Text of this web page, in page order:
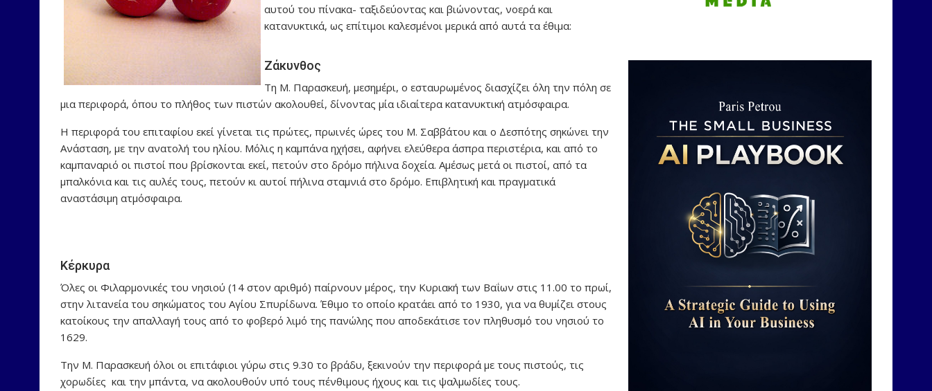
αυτού του πίνακα- ταξιδεύοντας και βιώνοντας, νοερά και
κατανυκτικά, ως επίτιμοι καλεσμένοι μερικά από αυτά τα έθιμα:
Ζάκυνθος
Τη Μ. Παρασκευή, μεσημέρι, ο εσταυρωμένος διασχίζει όλη την πόλη σε
μια περιφορά, όπου το πλήθος των πιστών ακολουθεί, δίνοντας μία ιδιαίτερα κατανυκτική ατμόσφαιρα.
Η περιφορά του επιταφίου εκεί γίνεται τις πρώτες, πρωινές ώρες του Μ. Σαββάτου και ο Δεσπότης σηκώνει την
Ανάσταση, με την ανατολή του ηλίου. Μόλις η καμπάνα ηχήσει, αφήνει ελεύθερα άσπρα περιστέρια, και από το
καμπαναριό οι πιστοί που βρίσκονται εκεί, πετούν στο δρόμο πήλινα δοχεία. Αμέσως μετά οι πιστοί, από τα
μπαλκόνια και τις αυλές τους, πετούν κι αυτοί πήλινα σταμνιά στο δρόμο. Επιβλητική και πραγματικά
αναστάσιμη ατμόσφαιρα.
Κέρκυρα
Όλες οι Φιλαρμονικές του νησιού (14 στον αριθμό) παίρνουν μέρος, την Κυριακή των Βαΐων στις 11.00 το πρωί,
στην λιτανεία του σηκώματος του Αγίου Σπυρίδωνα. Έθιμο το οποίο κρατάει από το 1930, για να θυμίζει στους
κατοίκους την απαλλαγή τους από το φοβερό λιμό της πανώλης που αποδεκάτισε τον πληθυσμό του νησιού το
1629.
Την Μ. Παρασκευή όλοι οι επιτάφιοι γύρω στις 9.30 το βράδυ, ξεκινούν την περιφορά με τους πιστούς, τις
χορωδίες και την μπάντα, να ακολουθούν υπό τους πένθιμους ήχους και τις ψαλμωδίες τους.